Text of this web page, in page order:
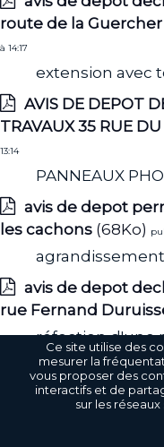
route de la
à 14:17
extension avec
AVIS DE DEPOT
TRAVAUX 35 RUE
13:14
PANNEAUX
avis de depot
les cachons (68Ko)
avis de depot
rue Fernand
réfection d'une
avis de depot
395 route du Gué
Ce site utilise des
mesurer la
vous proposer des
interactifs et de
sur les réseaux